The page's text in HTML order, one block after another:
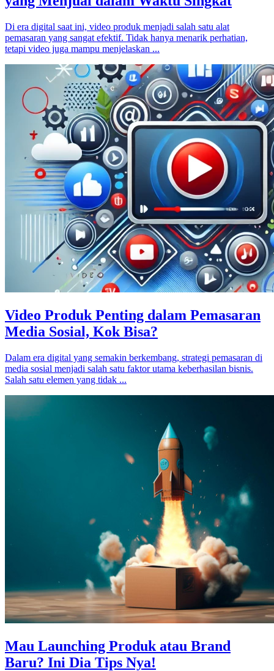
Di era digital saat ini, video produk menjadi salah satu alat
pemasaran yang sangat efektif. Tidak hanya menarik perhatian,
tetapi video juga mampu menjelaskan ...
Video Produk Penting dalam Pemasaran
Media Sosial, Kok Bisa?
Dalam era digital yang semakin berkembang, strategi pemasaran di
media sosial menjadi salah satu faktor utama keberhasilan bisnis.
Salah satu elemen yang tidak ...
Mau Launching Produk atau Brand
Baru? Ini Dia Tips Nya!